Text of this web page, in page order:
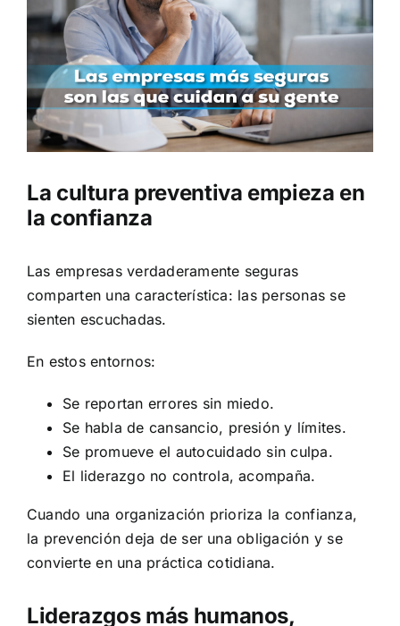
La cultura preventiva empieza en
la confianza
Las empresas verdaderamente seguras
comparten una característica: las personas se
sienten escuchadas.
En estos entornos:
Se reportan errores sin miedo.
Se habla de cansancio, presión y límites.
Se promueve el autocuidado sin culpa.
El liderazgo no controla, acompaña.
Cuando una organización prioriza la confianza,
la prevención deja de ser una obligación y se
convierte en una práctica cotidiana.
Liderazgos más humanos,